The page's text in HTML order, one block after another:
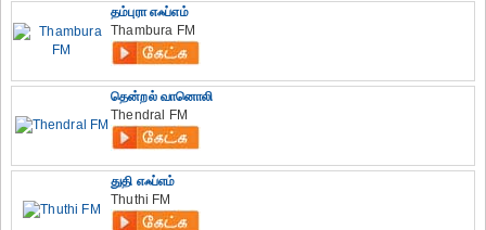
தம்புரா எஃப்எம்
Thambura FM
தென்றல் வானொலி
Thendral FM
துதி எஃப்எம்
Thuthi FM